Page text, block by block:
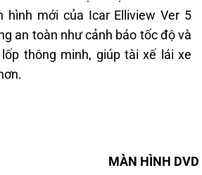
hình mới của Icar Elliview Ver 5
an toàn như cảnh báo tốc độ và
thông minh, giúp tài xế lái xe
MÀN HÌNH DVD